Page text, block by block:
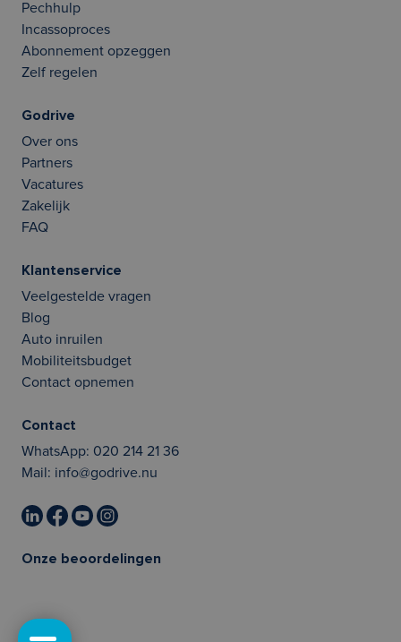
Pechhulp
Incassoproces
Abonnement opzeggen
Zelf regelen
Godrive
Over ons
Partners
Vacatures
Zakelijk
FAQ
Klantenservice
Veelgestelde vragen
Blog
Auto inruilen
Mobiliteitsbudget
Contact opnemen
Contact
WhatsApp: 020 214 21 36
Mail: info@godrive.nu
Onze beoordelingen